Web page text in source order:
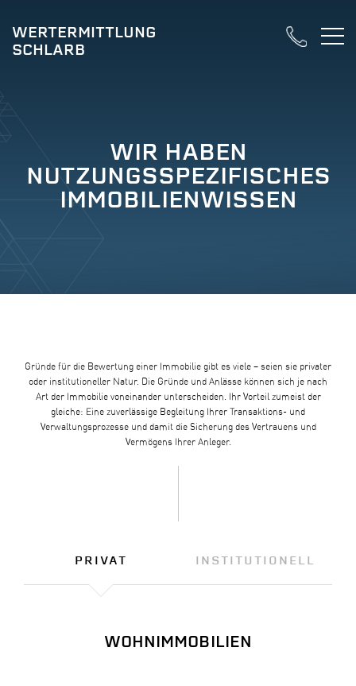
WERTERMITTLUNG
SCHLARB
WIR HABEN
NUTZUNGSSPEZIFISCHES
IMMOBILIENWISSEN
Gründe für die Bewertung einer Immobilie gibt es viele – seien sie privater
oder institutioneller Natur. Die Gründe und Anlässe können sich je nach
Art der Immobilie voneinander unterscheiden. Ihr Vorteil zumeist der
gleiche: Eine zuverlässige Begleitung Ihrer Transaktions- und
Verwaltungsprozesse und damit die Sicherung des Vertrauens und
Vermögens Ihrer Anleger.
PRIVAT INSTITUTIONELL
WOHNIMMOBILIEN